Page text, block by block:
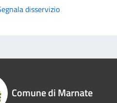
disservizio
Comune di Marnate